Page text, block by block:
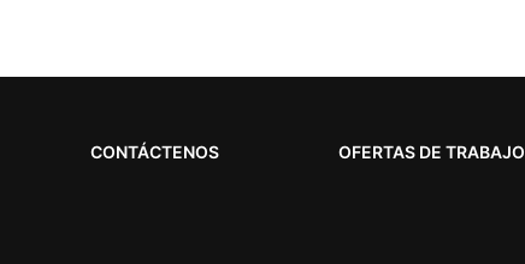
CONTÁCTENOS OFERTAS DE TRABAJO